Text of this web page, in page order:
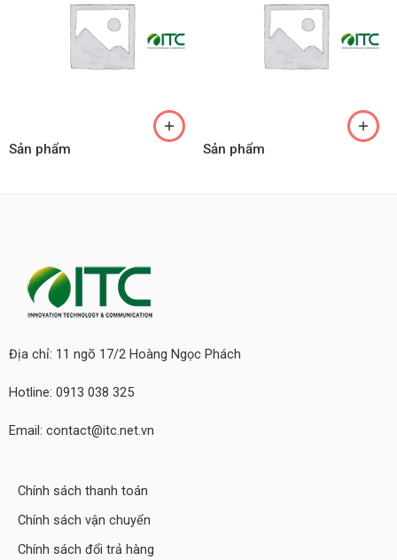
Sản phẩm Sản phẩm
Địa chỉ: 11 ngõ 17/2 Hoàng Ngọc Phách
Hotline: 0913 038 325
Email: contact@itc.net.vn
Chính sách thanh toán
Chính sách vận chuyển
Chính sách đổi trả hàng